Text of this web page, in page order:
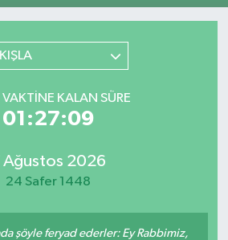
KALAN SÜRE
01:27:09
Ağustos 2026
24 Safer 1448
şöyle feryad ederler: Ey Rabbimiz,
Fikstür